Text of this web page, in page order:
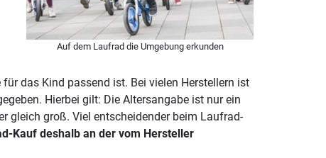
Auf dem Laufrad die Umgebung erkunden
das Kind passend ist. Bei vielen Herstellern ist
Hierbei gilt: Die Altersangabe ist nur ein
gleich groß. Viel entscheidender beim Laufrad-
Kauf deshalb an der vom Hersteller